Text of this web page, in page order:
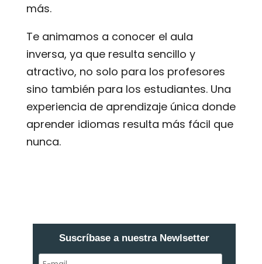
más.
Te animamos a conocer el aula
inversa, ya que resulta sencillo y
atractivo, no solo para los profesores
sino también para los estudiantes. Una
experiencia de aprendizaje única donde
aprender idiomas resulta más fácil que
nunca.
Suscríbase a nuestra Newlsetter